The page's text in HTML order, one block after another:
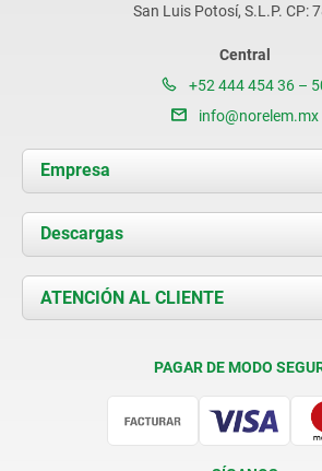
San Luis Potosí, S.L.P. CP:
Central
+52 444 454 36 –
info@norelem.mx
Empresa
Acerca de nosotros
Novedades
Contacto
Descargas
Documents
ATENCIÓN AL CLIENTE
PAGAR DE MODO